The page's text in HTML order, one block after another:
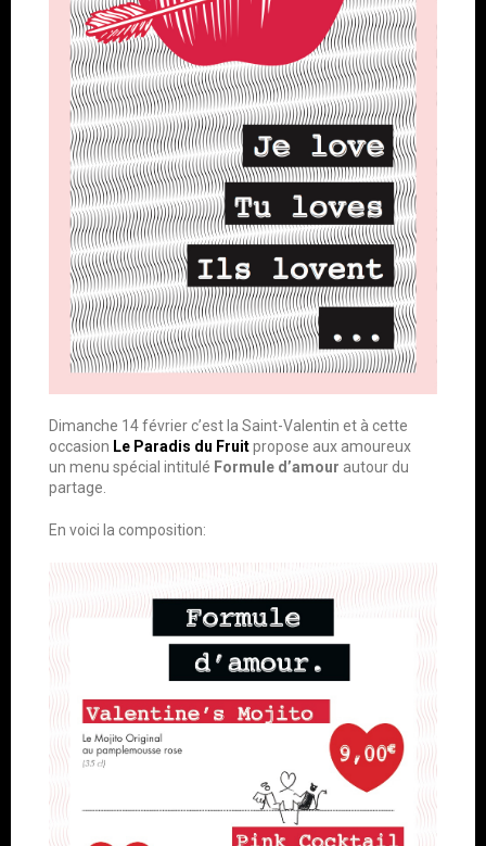
Dimanche 14 février c’est la Saint-Valentin et à cette
occasion Le Paradis du Fruitpropose aux amoureux
un menu spécial intitulé Formule d’amour autour du
partage.
En voici la composition: